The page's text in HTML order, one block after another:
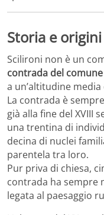
Storia e
Scilironi non è un
contrada del
a un’altitudine
La contrada è
già alla fine del XVIII
una trentina di
decina di nuclei
parentela tra loro.
Pur priva di chiesa,
contrada ha sempre
legata al paesaggio